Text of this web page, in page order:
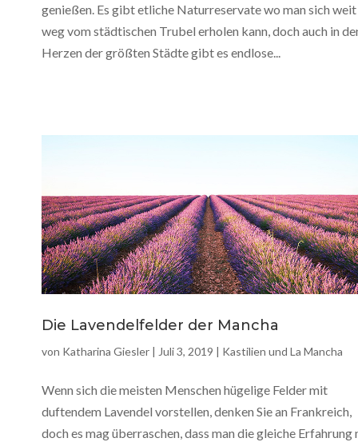
genießen. Es gibt etliche Naturreservate wo man sich weit
weg vom städtischen Trubel erholen kann, doch auch in
Herzen der größten Städte gibt es endlose...
Die Lavendelfelder der Mancha
von Katharina Giesler | Juli 3, 2019 | Kastilien und La Mancha
Wenn sich die meisten Menschen hügelige Felder mit
duftendem Lavendel vorstellen, denken Sie an Frankreich,
doch es mag überraschen, dass man die gleiche Erfahrung